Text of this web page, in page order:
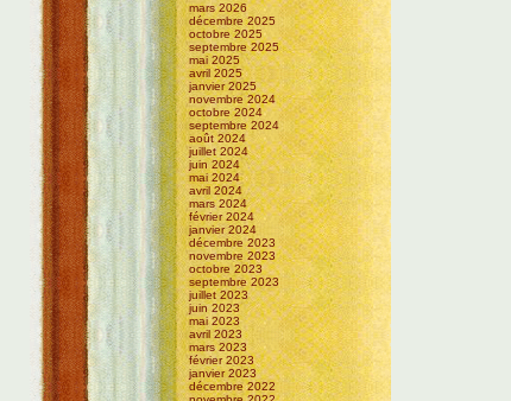
mars 2026
décembre 2025
octobre 2025
septembre 2025
mai 2025
avril 2025
janvier 2025
novembre 2024
octobre 2024
septembre 2024
août 2024
juillet 2024
juin 2024
mai 2024
avril 2024
mars 2024
février 2024
janvier 2024
décembre 2023
novembre 2023
octobre 2023
septembre 2023
juillet 2023
juin 2023
mai 2023
avril 2023
mars 2023
février 2023
janvier 2023
décembre 2022